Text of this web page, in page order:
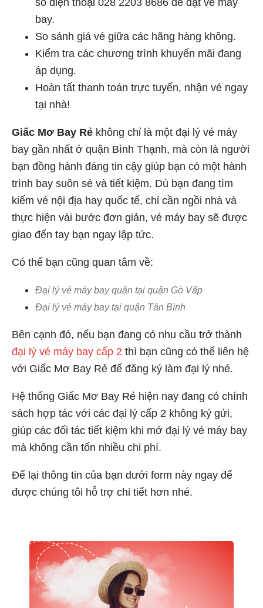
số điện thoại 028 2203 8686 để đặt vé máy
bay.
So sánh giá vé giữa các hãng hàng không.
Kiểm tra các chương trình khuyến mãi đang
áp dụng.
Hoàn tất thanh toán trực tuyến, nhận vé ngay
tại nhà!
Giấc Mơ Bay Rẻ không chỉ là một đại lý vé máy
bay gần nhất ở quận Bình Thạnh, mà còn là người
bạn đồng hành đáng tin cậy giúp bạn có một hành
trình bay suôn sẻ và tiết kiệm. Dù bạn đang tìm
kiếm vé nội địa hay quốc tế, chỉ cần ngồi nhà và
thực hiện vài bước đơn giản, vé máy bay sẽ được
giao đến tay bạn ngay lập tức.
Có thể bạn cũng quan tâm về:
Đại lý vé máy bay quận tại quận Gò Vấp
Đại lý vé máy bay tại quận Tân Bình
Bên cạnh đó, nếu bạn đang có nhu cầu trở thành
đại lý vé máy bay cấp 2 thì bạn cũng có thể liên hệ
với Giấc Mơ Bay Rẻ để đăng ký làm đại lý nhé.
Hệ thống Giấc Mơ Bay Rẻ hiện nay đang có chính
sách hợp tác với các đại lý cấp 2 không ký gửi,
giúp các đối tác tiết kiệm khi mở đại lý vé máy bay
mà không cần tốn nhiều chi phí.
Để lại thông tin của bạn dưới form này ngay để
được chúng tôi hỗ trợ chi tiết hơn nhé.